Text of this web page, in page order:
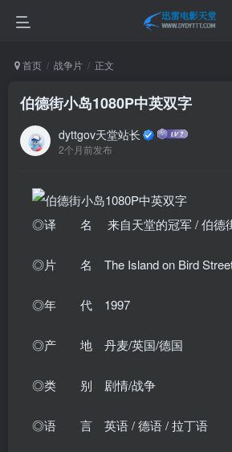
首页 战争片 正文
伯德街小岛1080P中英双字
dyttgov天堂站长
2个月前发布
◎译 名 来自天堂的冠军 / 伯德
◎片 名 The Island on Bird
◎年 代 1997
◎产 地 丹麦/英国/德国
◎类 别 剧情/战争
◎语 言 英语 / 德语 / 拉丁语